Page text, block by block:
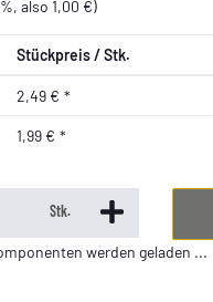
, also 1,00 €)
Stückpreis / Stk.
2,49 € *
1,99 € *
Stk.
werden geladen ...